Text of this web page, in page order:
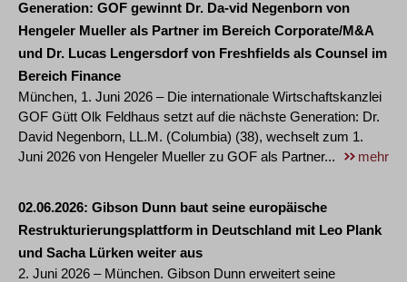
Generation: GOF gewinnt Dr. Da-vid Negenborn von
Hengeler Mueller als Partner im Bereich Corporate/M&A
und Dr. Lucas Lengersdorf von Freshfields als Counsel im
Bereich Finance
München, 1. Juni 2026 – Die internationale Wirtschaftskanzlei
GOF Gütt Olk Feldhaus setzt auf die nächste Generation: Dr.
David Negenborn, LL.M. (Columbia) (38), wechselt zum 1.
Juni 2026 von Hengeler Mueller zu GOF als Partner...
mehr
02.06.2026 Gibson Dunn baut seine europäische
Restrukturierungsplattform in Deutschland mit Leo Plank
und Sacha Lürken weiter aus
2. Juni 2026 – München. Gibson Dunn erweitert seine